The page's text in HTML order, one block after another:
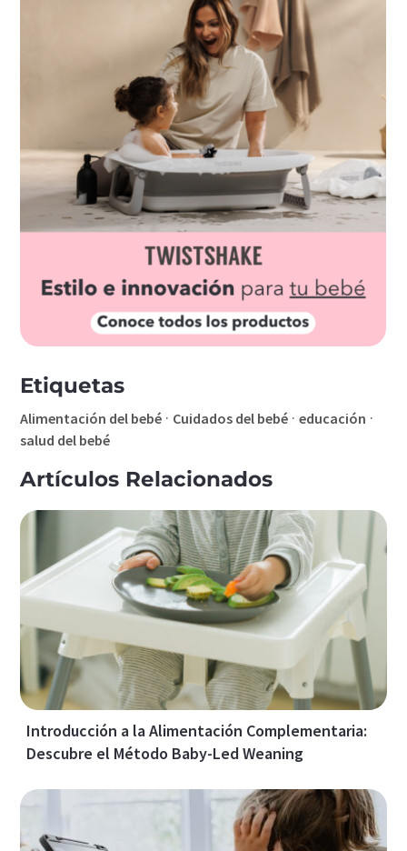
Etiquetas
Alimentación del bebé · Cuidados del bebé ·educación ·
salud del bebé
Artículos Relacionados
Introducción a la Alimentación Complementaria:
Descubre el Método Baby-Led Weaning